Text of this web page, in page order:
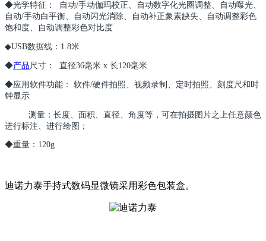
◆光学特征： 自动/手动伽玛校正、自动数字化光圈调整、自动曝光、
自动/手动白平衡、自动闪光消除、自动补正象素缺失、自动调整彩色
饱和度、自动调整彩色对比度
◆USB数据线：1.8米
◆产品 尺寸： 直径36毫米 x 长120毫米
◆应用软件功能： 软件/硬件拍照、视频录制、定时拍照、刻度尺和时
钟显示
测量：长度、面积、直径、角度等，可在拍摄图片之上任意颜色
进行标注、进行绘图；
◆重量：120g
迪诺力泰手持式数码显微镜采用彩色包装盒。